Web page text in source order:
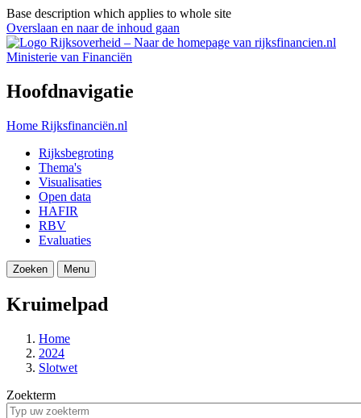
Base description which applies to whole site
Overslaan en naar de inhoud gaan
Ministerie van Financiën
Hoofdnavigatie
Home Rijksfinanciën.nl
Rijksbegroting
Thema's
Visualisaties
Open data
HAFIR
RBV
Evaluaties
Zoeken Menu
Kruimelpad
Home
2024
Slotwet
Zoekterm